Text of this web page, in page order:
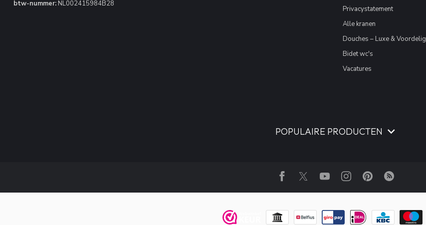
btw-nummer: NL002415984B28
Privacystatement
Alle kranen
Douches – Luxe & Voordelig
Bidet wc's
Vacatures
POPULAIRE PRODUCTEN